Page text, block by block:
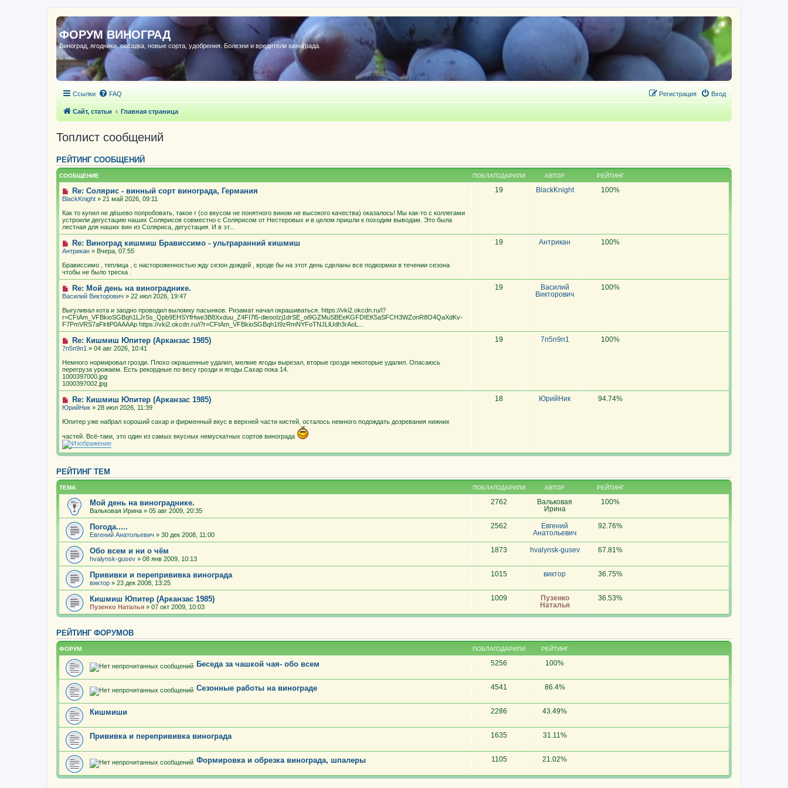
ФОРУМ ВИНОГРАД
Виноград, ягодники, посадка, новые сорта, удобрения. Болезни и вредители винограда.
Ссылки FAQ Вход
Регистрация
Сайт, статьи Главная страница
Топлист сообщений
РЕЙТИНГ СООБЩЕНИЙ
СООБЩЕНИЕ ПОБЛАГОДАРИЛИ АВТОР РЕЙТИНГ
Re: Солярис - винный сорт винограда, Германия
BlackKnight » 21 май 2026, 09:11
Как то купил не дёшево попробовать, такое г (со вкусом не понятного вином не высокого качества) оказалось! Мы как-то с коллегами
устроили дегустацию наших Солярисов совместно с Солярисом от Нестеровых и в целом пришли к походим выводам. Это была
лестная для наших вин из Соляриса, дегустация. И в эт...
19 BlackKnight 100%
Re: Виноград кишмиш Брависсимо - ультраранний кишмиш
Антрикан » Вчера, 07:55
Брависсимо , теплица , с настороженностью жду сезон дождей , вроде бы на этот день сделаны все подкормки в течении сезона
чтобы не было треска .
19 Антрикан 100%
Re: Мой день на винограднике.
Василий Викторович » 22 июл 2026, 19:47
Выгуливал кота и заодно проводил выломку пасынков. Ризамат начал окрашиваться. https://vki2.okcdn.ru/i?
r=CFtAm_VFBkioSGBqh1LJrSs_Qpb9EHSYfHwe3B8Xxduu_Z4FI7l5-dieooIzj1drSE_oi9GZMuSBEeKGFDIEK5aSFCH3WZonR8O4QaXdKv-
F7PmVRS7aFlrltP0AAAAp https://vki2.okcdn.ru/i?r=CFtAm_VFBkioSGBqh1I9zRmNYFoTNJLlUdh3rAoL...
19
Василий
Викторович
100%
Re: Кишмиш Юпитер (Арканзас 1985)
7п5п9п1 » 04 авг 2026, 10:41
Немного нормировал грозди. Плохо окрашенные удалил, мелкие ягоды вырезал, вторые грозди некоторые удалил. Опасаюсь
перегруза урожаем. Есть рекордные по весу грозди и ягоды.Сахар пока 14.
1000397000.jpg
1000397002.jpg
19 7п5п9п1 100%
Re: Кишмиш Юпитер (Арканзас 1985)
ЮрийНик » 28 июл 2026, 11:39
Юпитер уже набрал хороший сахар и фирменный вкус в верхней части кистей, осталось немного подождать дозревания нижних
частей. Всё-таки, это один из самых вкусных немускатных сортов винограда
18 ЮрийНик 94.74%
РЕЙТИНГ ТЕМ
ТЕМА ПОБЛАГОДАРИЛИ АВТОР РЕЙТИНГ
Мой день на винограднике.
Вальковая Ирина » 05 авг 2009, 20:35
2762
Вальковая
Ирина
100%
Погода.....
Евгений Анатольевич » 30 дек 2008, 11:00
2562
Евгений
Анатольевич
92.76%
Обо всем и ни о чём
hvalynsk-gusev » 08 янв 2009, 10:13
1873 hvalynsk-gusev 67.81%
Прививки и перепрививка винограда
виктор » 23 дек 2008, 13:25
1015 виктор 36.75%
Кишмиш Юпитер (Арканзас 1985)
Пузенко Наталья » 07 окт 2009, 10:03
1009
Пузенко
Наталья
36.53%
РЕЙТИНГ ФОРУМОВ
ФОРУМ ПОБЛАГОДАРИЛИ РЕЙТИНГ
Беседа за чашкой чая- обо всем 5256 100%
Сезонные работы на винограде 4541 86.4%
Кишмиши 2286 43.49%
Прививка и перепрививка винограда 1635 31.11%
Формировка и обрезка винограда, шпалеры 1105 21.02%